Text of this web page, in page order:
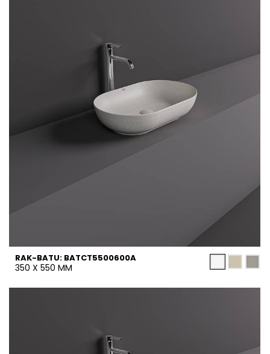
RAK-BATU: BATCT5500600A
350 X 550 MM